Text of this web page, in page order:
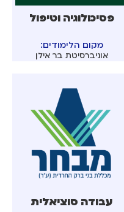
פסיכולוגיה וטיפול
מקום הלימודים:
אוניברסיטת בר אילן
עבודה סוציאלית